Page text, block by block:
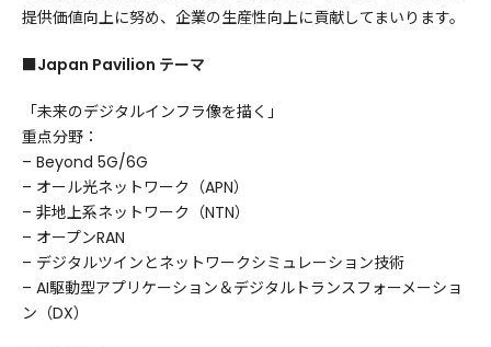
提供価値向上に努め、企業の生産性向上に貢献してまいります。
■Japan Pavilion テーマ
「未来のデジタルインフラ像を描く」
重点分野：
– Beyond 5G/6G
– オール光ネットワーク（APN）
– 非地上系ネットワーク（NTN）
– オープンRAN
– デジタルツインとネットワークシミュレーション技術
– AI駆動型アプリケーション＆デジタルトランスフォーメーショ
ン（DX）